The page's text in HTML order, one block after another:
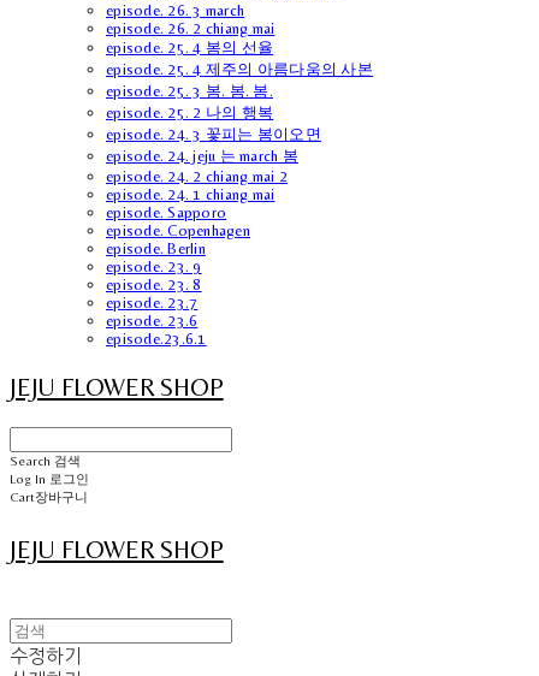
episode. 26. 3 march
episode. 26. 2 chiang mai
episode. 25. 4 봄의 선율
episode. 25. 4 제주의 아름다움의 사본
episode. 25. 3 봄. 봄. 봄.
episode. 25. 2 나의 행복
episode. 24. 3 꽃피는 봄이오면
episode. 24. jeju 는 march 봄
episode. 24. 2 chiang mai 2
episode. 24. 1 chiang mai
episode. Sapporo
episode. Copenhagen
episode. Berlin
episode. 23. 9
episode. 23. 8
episode. 23.7
episode. 23.6
episode.23.6.1
JEJU FLOWER SHOP
Search 검색
Log In 로그인
Cart장바구니
JEJU FLOWER SHOP
수정하기